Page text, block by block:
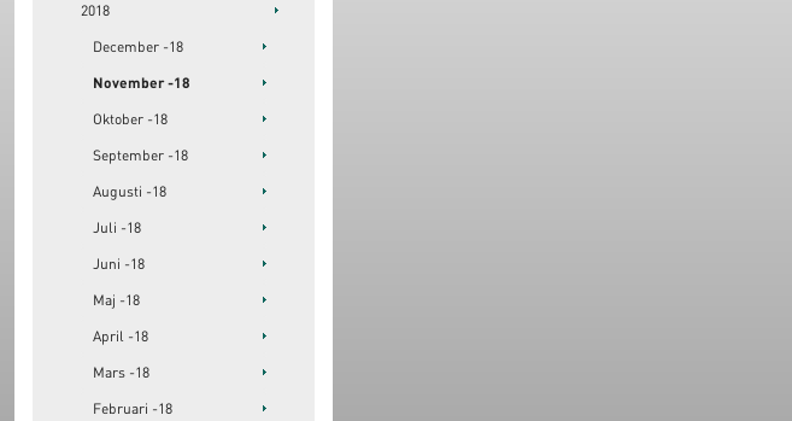
2018
December -18
November -18
Oktober -18
September -18
Augusti -18
Juli -18
Juni -18
Maj -18
April -18
Mars -18
Februari -18